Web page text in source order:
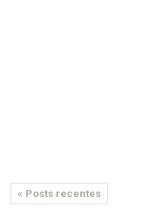
« Posts recentes